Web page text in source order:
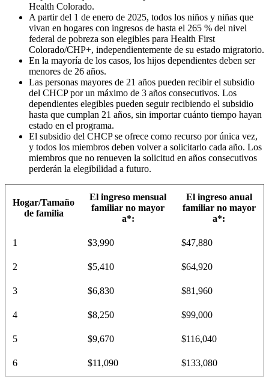
Health Colorado.
A partir del 1 de enero de 2025, todos los niños y niñas que
vivan en hogares con ingresos de hasta el 265 % del nivel
federal de pobreza son elegibles para Health First
Colorado/CHP+, independientemente de su estado migratorio.
En la mayoría de los casos, los hijos dependientes deben ser
menores de 26 años.
Las personas mayores de 21 años pueden recibir el subsidio
del CHCP por un máximo de 3 años consecutivos. Los
dependientes elegibles pueden seguir recibiendo el subsidio
hasta que cumplan 21 años, sin importar cuánto tiempo hayan
estado en el programa.
El subsidio del CHCP se ofrece como recurso por única vez,
y todos los miembros deben volver a solicitarlo cada año. Los
miembros que no renueven la solicitud en años consecutivos
perderán la elegibilidad a futuro.
Hogar/Tamaño
de familia
El ingreso mensual
familiar no mayor
a*:
El ingreso anual
familiar no mayor
a*:
1 $3,990 $47,880
2 $5,410 $64,920
3 $6,830 $81,960
4 $8,250 $99,000
5 $9,670 $116,040
6 $11,090 $133,080